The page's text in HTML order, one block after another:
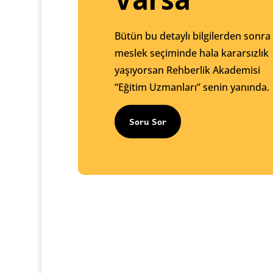
Bütün bu detaylı bilgilerden sonra
meslek seçiminde hala kararsızlık
yaşıyorsan Rehberlik Akademisi
“Eğitim Uzmanları” senin yanında.
Soru Sor